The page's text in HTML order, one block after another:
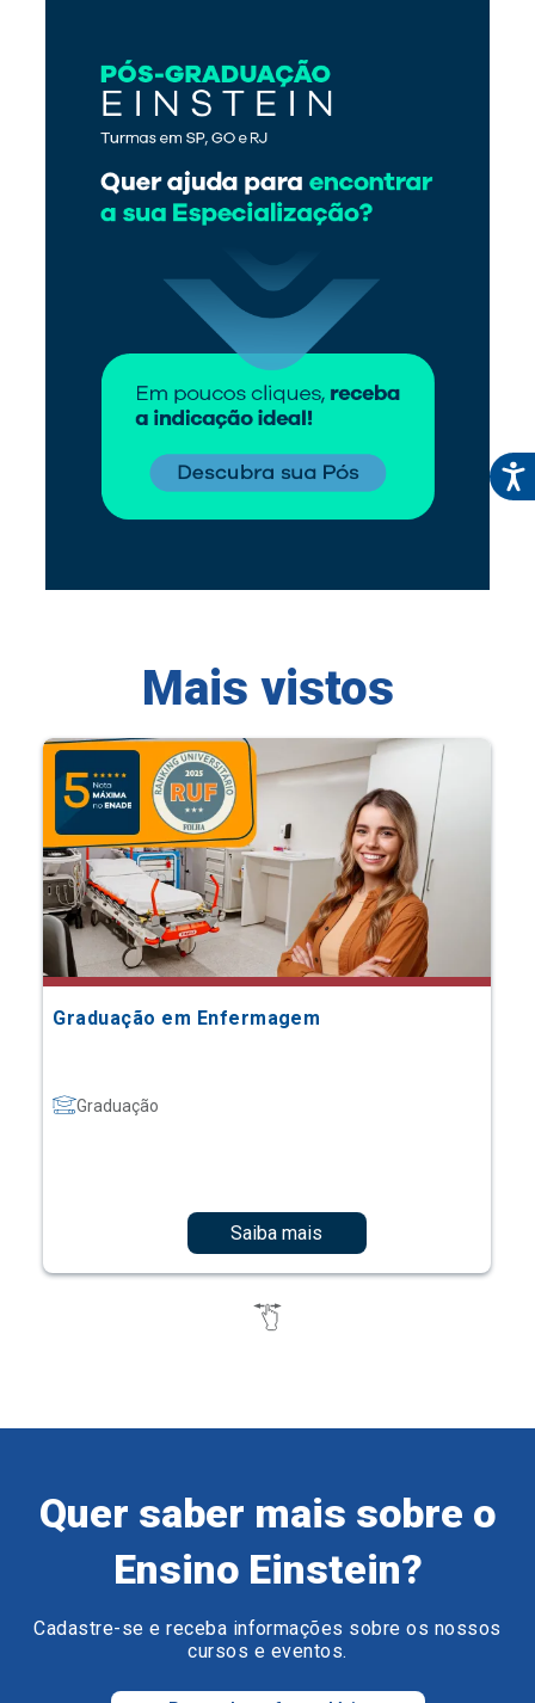
Mais vistos
Graduação em Enfermagem
Graduação
Saiba mais
Quer saber mais sobre o
Ensino Einstein?
Cadastre-se e receba informações sobre os nossos
cursos e eventos.